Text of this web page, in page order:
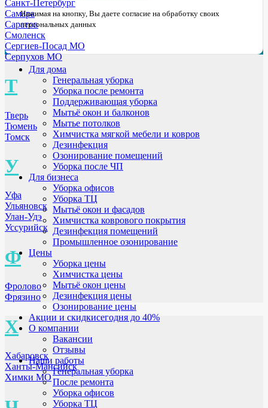
Санкт-Петербург
Самара
Саратов
Смоленск
Сергиев-Посад МО
Серпухов МО
Т
Тверь
Тюмень
Томск
У
Уфа
Ульяновск
Улан-Удэ
Уссурийск
Ф
Фролово
Фрязино
Х
Хабаровск
Ханты-Мансийск
Химки МО
Нажимая на кнопку, Вы даете согласие на обработку своих
персональных данных
Для дома
Генеральная уборка
Уборка после ремонта
Поддерживающая уборка
Мытьё окон и балконов
Мытье потолков
Химчистка мягкой мебели и ковров
Дезинфекция
Озонирование помещений
Уборка после ЧП
Для бизнеса
Уборка офисов
Уборка ТЦ
Мытьё окон и фасадов
Химчистка коврового покрытия
Дезинфекция помещений
Промышленное озонирование
Цены
Уборка цены
Химчистка цены
Мытьё окон цены
Дезинфекция цены
Озонирование цены
Акции и скидкисегодня до 40%
О компании
Вакансии
Отзывы
Наши работы
Генеральная уборка
После ремонта
Уборка офисов
Уборка ТЦ